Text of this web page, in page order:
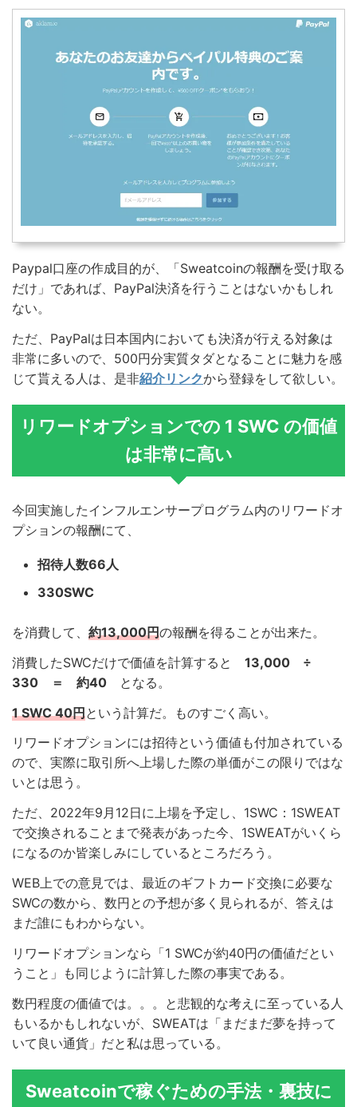
Paypal口座の作成目的が、「Sweatcoinの報酬を受け取る
だけ」であれば、PayPal決済を行うことはないかもしれ
ない。
ただ、PayPalは日本国内においても決済が行える対象は
非常に多いので、500円分実質タダとなることに魅力を感
じて貰える人は、是非紹介リンクから登録をして欲しい。
リワードオプションでの 1 SWC の価値
は非常に高い
今回実施したインフルエンサープログラム内のリワードオ
プションの報酬にて、
招待人数66人
330SWC
を消費して、 約13,000円の報酬を得ることが出来た。
消費したSWCだけで価値を計算すると 13,000 ÷
330 ＝ 約40 となる。
1 SWC 40円という計算だ。ものすごく高い。
リワードオプションには招待という価値も付加されている
ので、実際に取引所へ上場した際の単価がこの限りではな
いとは思う。
ただ、2022年9月12日に上場を予定し、1SWC：1SWEAT
で交換されることまで発表があった今、1SWEATがいくら
になるのか皆楽しみにしているところだろう。
WEB上での意見では、最近のギフトカード交換に必要な
SWCの数から、数円との予想が多く見られるが、答えは
まだ誰にもわからない。
リワードオプションなら「1 SWCが約40円の価値だとい
うこと」も同じように計算した際の事実である。
数円程度の価値では。。。と悲観的な考えに至っている人
もいるかもしれないが、SWEATは「まだまだ夢を持って
いて良い通貨」だと私は思っている。
Sweatcoinで稼ぐための手法・裏技に